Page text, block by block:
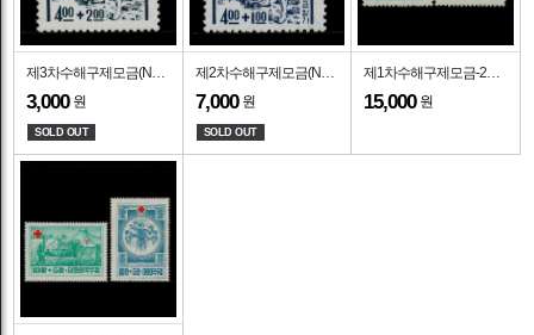
제3차수해구제모금(NO.S6)-VF-1965.10.1일
3,000 원
SOLD OUT
제2차수해구제모금(NO.S5)-VF-1963.7.10일
7,000 원
SOLD OUT
제1차수해구제모금-2완(NO.S3-S4)-VF-1957.9.1일
15,000 원